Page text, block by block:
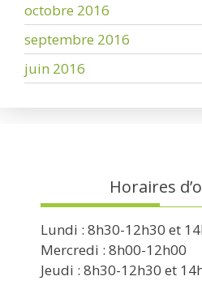
octobre 2016
septembre 2016
juin 2016
Horaires
Lundi : 8h30-12h30 et
Mercredi : 8h00-12h00
Jeudi : 8h30-12h30 et